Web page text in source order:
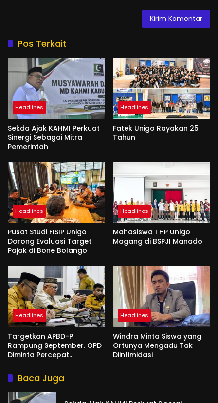
Pos Terkait
Headlines
Sekda Ajak KAHMI Perkuat
Sinergi Sebagai Mitra
Pemerintah
Headlines
Fatek Unigo Rayakan 25
Tahun
Headlines
Pusat Studi FISIP Unigo
Dorong Evaluasi Target
Pajak di Bone Bolango
Headlines
Mahasiswa THP Unigo
Magang di BSPJI Manado
Headlines
Targetkan APBD-P
Rampung September. OPD
Diminta Percepat
Headlines
Windra Minta Siswa yang
Ortunya Mengadu Tak
Diintimidasi
Baca Juga